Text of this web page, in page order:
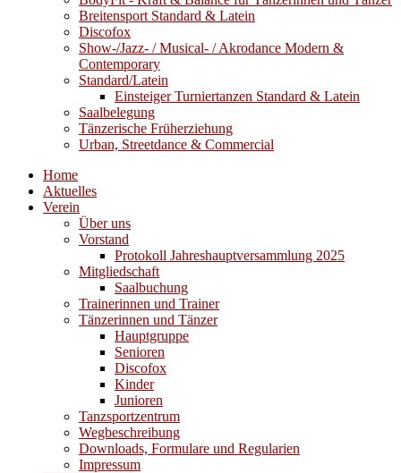
Breitensport Standard & Latein
Discofox
Show-/Jazz- / Musical- / Akrodance Modern &
Contemporary
Standard/Latein
Einsteiger Turniertanzen Standard & Latein
Saalbelegung
Tänzerische Früherziehung
Urban, Streetdance & Commercial
Home
Aktuelles
Verein
Über uns
Vorstand
Protokoll Jahreshauptversammlung 2025
Mitgliedschaft
Saalbuchung
Trainerinnen und Trainer
Tänzerinnen und Tänzer
Hauptgruppe
Senioren
Discofox
Kinder
Junioren
Tanzsportzentrum
Wegbeschreibung
Downloads, Formulare und Regularien
Impressum